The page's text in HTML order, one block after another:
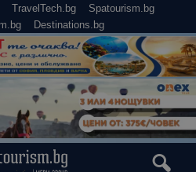
TravelTech.bg
Spatourism.bg
Destinations.bg